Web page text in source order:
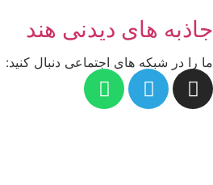
جاذبه های دیدنی هند
ما را در شبکه های اجتماعی دنبال کنید: